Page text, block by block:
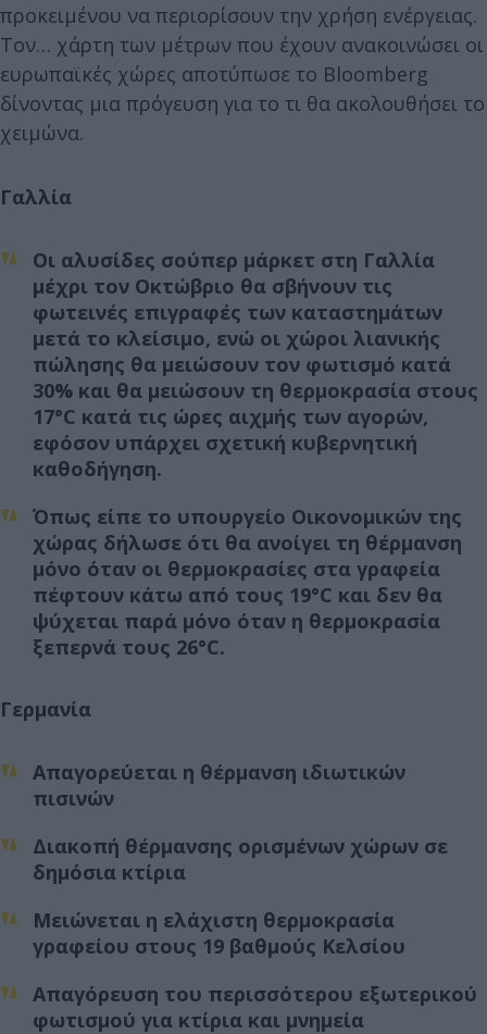
προκειμένου να περιορίσουν την χρήση ενέργειας.
Τον… χάρτη των μέτρων που έχουν ανακοινώσει οι
ευρωπαϊκές χώρες αποτύπωσε το Bloomberg
δίνοντας μια πρόγευση για το τι θα ακολουθήσει το
χειμώνα.
Γαλλία
Οι αλυσίδες σούπερ μάρκετ στη Γαλλία
μέχρι τον Οκτώβριο θα σβήνουν τις
φωτεινές επιγραφές των καταστημάτων
μετά το κλείσιμο, ενώ οι χώροι λιανικής
πώλησης θα μειώσουν τον φωτισμό κατά
30% και θα μειώσουν τη θερμοκρασία στους
17°C κατά τις ώρες αιχμής των αγορών,
εφόσον υπάρχει σχετική κυβερνητική
καθοδήγηση.
Όπως είπε το υπουργείο Οικονομικών της
χώρας δήλωσε ότι θα ανοίγει τη θέρμανση
μόνο όταν οι θερμοκρασίες στα γραφεία
πέφτουν κάτω από τους 19°C και δεν θα
ψύχεται παρά μόνο όταν η θερμοκρασία
ξεπερνά τους 26°C.
Γερμανία
Απαγορεύεται η θέρμανση ιδιωτικών
πισινών
Διακοπή θέρμανσης ορισμένων χώρων σε
δημόσια κτίρια
Μειώνεται η ελάχιστη θερμοκρασία
γραφείου στους 19 βαθμούς Κελσίου
Απαγόρευση του περισσότερου εξωτερικού
φωτισμού για κτίρια και μνημεία